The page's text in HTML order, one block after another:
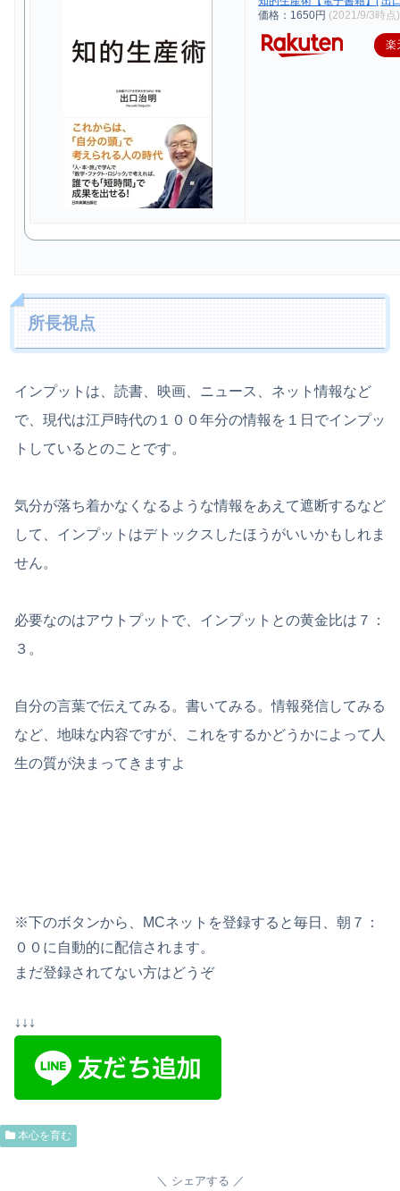
価格：1650円 (2021/9/3時点)
楽
所長視点
インプットは、読書、映画、ニュース、ネット情報など
で、現代は江戸時代の１００年分の情報を１日でインプッ
トしているとのことです。
気分が落ち着かなくなるような情報をあえて遮断するなど
して、インプットはデトックスしたほうがいいかもしれま
せん。
必要なのはアウトプットで、インプットとの黄金比は７：
３。
自分の言葉で伝えてみる。書いてみる。情報発信してみる
など、地味な内容ですが、これをするかどうかによって人
生の質が決まってきますよ
※下のボタンから、MCネットを登録すると毎日、朝７：
００に自動的に配信されます。
まだ登録されてない方はどうぞ
↓↓↓
本心を育む
シェアする